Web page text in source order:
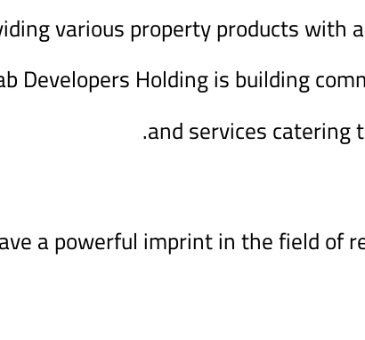
various property products with
Developers Holding is building
and services catering
a powerful imprint in the field of